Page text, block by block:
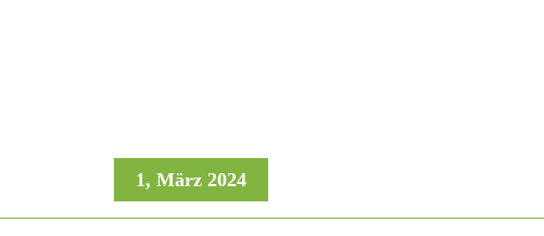
1, März 2024